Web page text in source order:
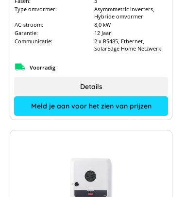
Type omvormer:
Asymmmetric inverters,
Hybride omvormer
AC-stroom:
8,0 kW
Garantie:
12 Jaar
Communicatie:
2 x RS485, Ethernet,
SolarEdge Home Netzwerk
Voorradig
Meld je aan voor het zien van prijzen
Details